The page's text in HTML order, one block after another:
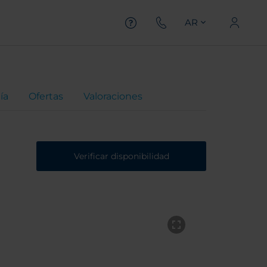
AR
Ofertas Valoraciones
Verificar disponibilidad